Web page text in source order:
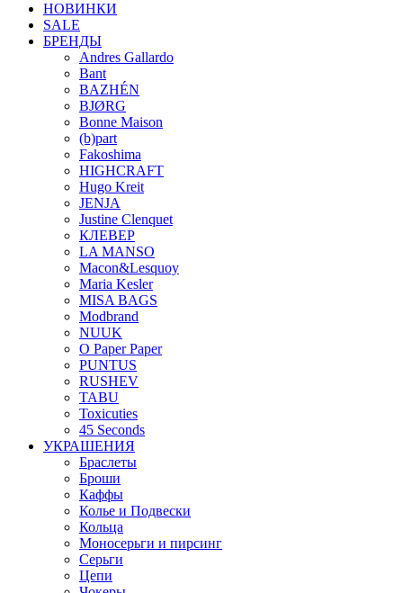
НОВИНКИ
SALE
БРЕНДЫ
Andres Gallardo
Bant
BAZHÉN
BJØRG
Bonne Maison
(b)part
Fakoshima
HIGHCRAFT
Hugo Kreit
JENJA
Justine Clenquet
КЛЕВЕР
LA MANSO
Macon&Lesquoy
Maria Kesler
MISA BAGS
Modbrand
NUUK
O Paper Paper
PUNTUS
RUSHEV
TABU
Toxicuties
45 Seconds
УКРАШЕНИЯ
Браслеты
Броши
Каффы
Колье и Подвески
Кольца
Моносерьги и пирсинг
Серьги
Цепи